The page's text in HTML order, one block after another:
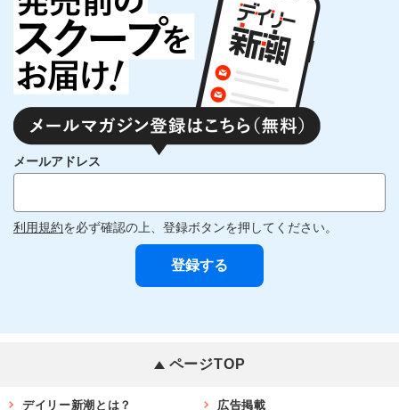
メールアドレス
利用規約を必ず確認の上、登録ボタンを押してください。
ページTOP
デイリー新潮とは？ 広告掲載